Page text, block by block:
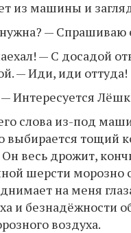
из машины и
— Спрашиваю
— С досадой
— Иди, иди оттуда!
Интересуется
слова из-под
выбирается тощий
Он весь дрожит,
шерсти морозно
на меня
и безнадёжности
воздуха.